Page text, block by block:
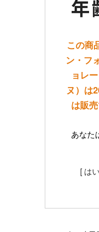
この商
ン・フ
ョレ
ヌ）は
は販
あなた
[ は